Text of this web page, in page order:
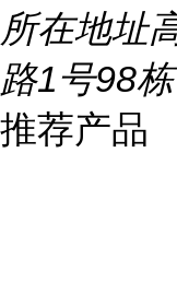
所在地址
路1号98栋
推荐产品